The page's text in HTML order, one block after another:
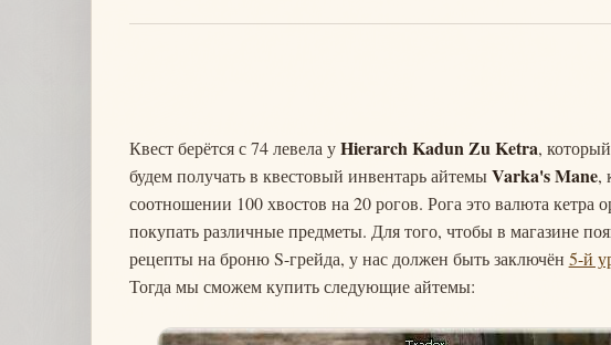
Квест берётся с 74 левела уHierarch Kadun Zu Ketra,
будем получать в квестовый инвентарь айтемыVarka's Mane,
соотношении 100 хвостов на 20 рогов. Рога это валюта
покупать различные предметы. Для того, чтобы в магазине
рецепты на броню S-грейда, у нас должен быть заключён 5-й
Тогда мы сможем купить следующие айтемы: